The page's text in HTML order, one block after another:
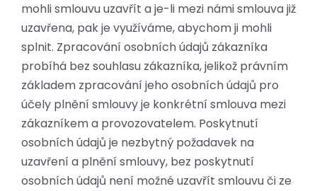
mohli smlouvu uzavřít a je-li mezi námi smlouva již
uzavřena, pak je využíváme, abychom ji mohli
splnit. Zpracování osobních údajů zákazníka
probíhá bez souhlasu zákazníka, jelikož právním
základem zpracování jeho osobních údajů pro
účely plnění smlouvy je konkrétní smlouva mezi
zákazníkem a provozovatelem. Poskytnutí
osobních údajů je nezbytný požadavek na
uzavření a plnění smlouvy, bez poskytnutí
osobních údajů není možné uzavřít smlouvu či ze